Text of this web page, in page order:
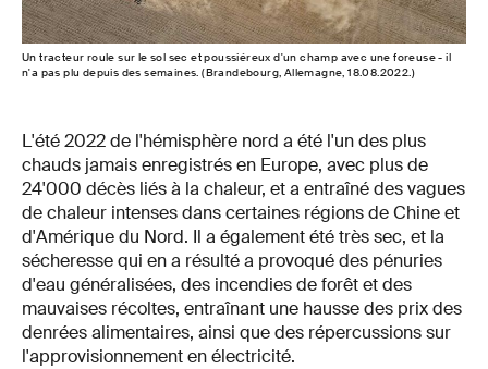
Un tracteur roule sur le sol sec et poussiéreux d'un champ avec une foreuse - il
n'a pas plu depuis des semaines. (Brandebourg, Allemagne, 18.08.2022.)
L'été 2022 de l'hémisphère nord a été l'un des plus
chauds jamais enregistrés en Europe, avec plus de
24'000 décès liés à la chaleur, et a entraîné des vagues
de chaleur intenses dans certaines régions de Chine et
d'Amérique du Nord. Il a également été très sec, et la
sécheresse qui en a résulté a provoqué des pénuries
d'eau généralisées, des incendies de forêt et des
mauvaises récoltes, entraînant une hausse des prix des
denrées alimentaires, ainsi que des répercussions sur
l'approvisionnement en électricité.